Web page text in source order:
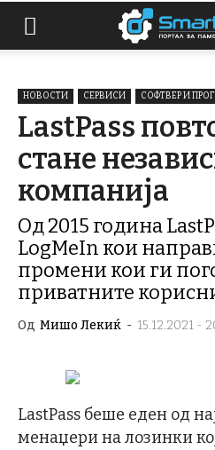
НОВОСТИ СЕРВИСИ СОФТВЕР И
LastPass
стане
компанија
Од 2015 година
LogMeIn кои
промени кои ги
приватните
Од Мишо Лекиќ - 15.12.2021 -
LastPass беше еден од
менаџери на лозинки